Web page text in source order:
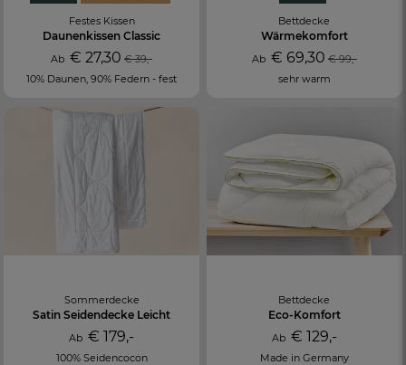
Festes Kissen
Daunenkissen Classic
Ab€ 27,30 € 39,-
10% Daunen, 90% Federn - fest
Bettdecke
Wärmekomfort
Ab € 69,30 € 99,-
sehr warm
Sommerdecke
Satin Seidendecke Leicht
Ab€ 179,-
100% Seidencocon
Bettdecke
Eco-Komfort
Ab € 129,-
Made in Germany